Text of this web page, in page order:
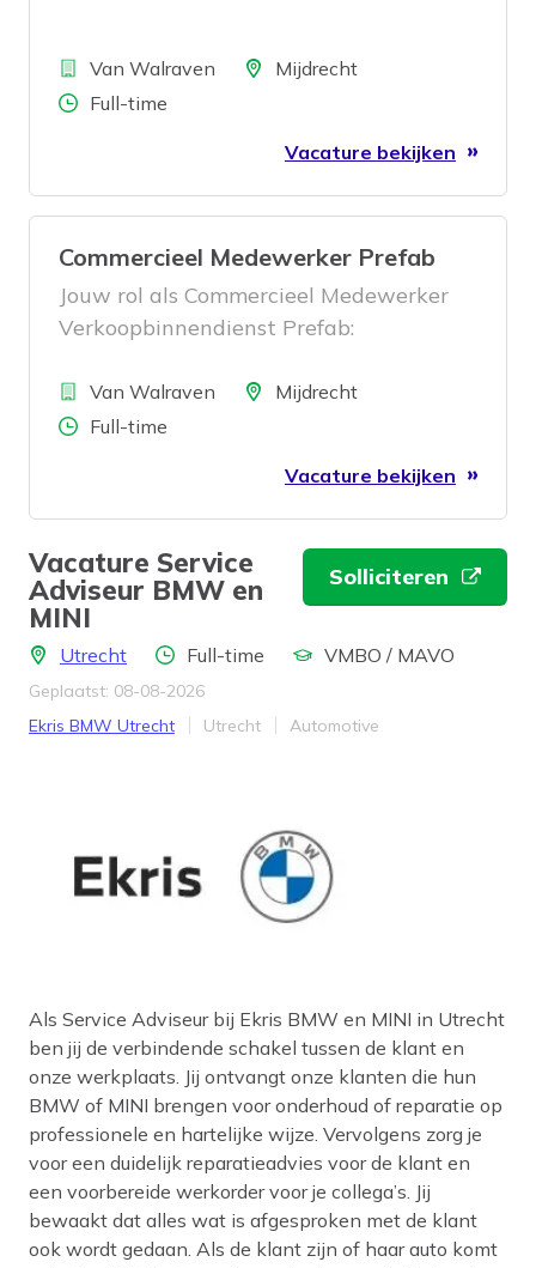
BedrijfVan Walraven LocatieMijdrecht
Aantal uren
Full-time
Vacature bekijken
Commercieel Medewerker Prefab
Jouw rol als Commercieel Medewerker
Verkoopbinnendienst Prefab:
BedrijfVan Walraven LocatieMijdrecht
Aantal uren
Full-time
Vacature bekijken
Vacature Service
Adviseur BMW en
MINI
Solliciteren
LocatieUtrechtAantal uren
Full-time Opleidingsniveau
VMBO / MAVO
Geplaatst: 08-08-2026
Bedrijf
Ekris BMW Utrecht Provincie
Utrecht Werkveld
Automotive
Als Service Adviseur bij Ekris BMW en MINI in Utrecht
ben jij de verbindende schakel tussen de klant en
onze werkplaats. Jij ontvangt onze klanten die hun
BMW of MINI brengen voor onderhoud of reparatie op
professionele en hartelijke wijze. Vervolgens zorg je
voor een duidelijk reparatieadvies voor de klant en
een voorbereide werkorder voor je collega’s. Jij
bewaakt dat alles wat is afgesproken met de klant
ook wordt gedaan. Als de klant zijn of haar auto komt